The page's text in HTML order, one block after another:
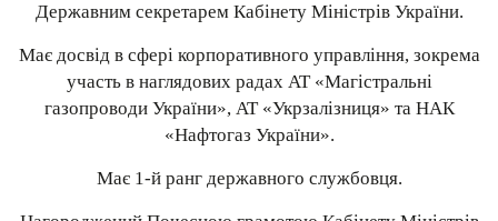
Державним секретарем Кабінету Міністрів України.
Має досвід в сфері корпоративного управління, зокрема
участь в наглядових радах АТ «Магістральні
газопроводи України», АТ «Укрзалізниця» та НАК
«Нафтогаз України».
Має 1-й ранг державного службовця.